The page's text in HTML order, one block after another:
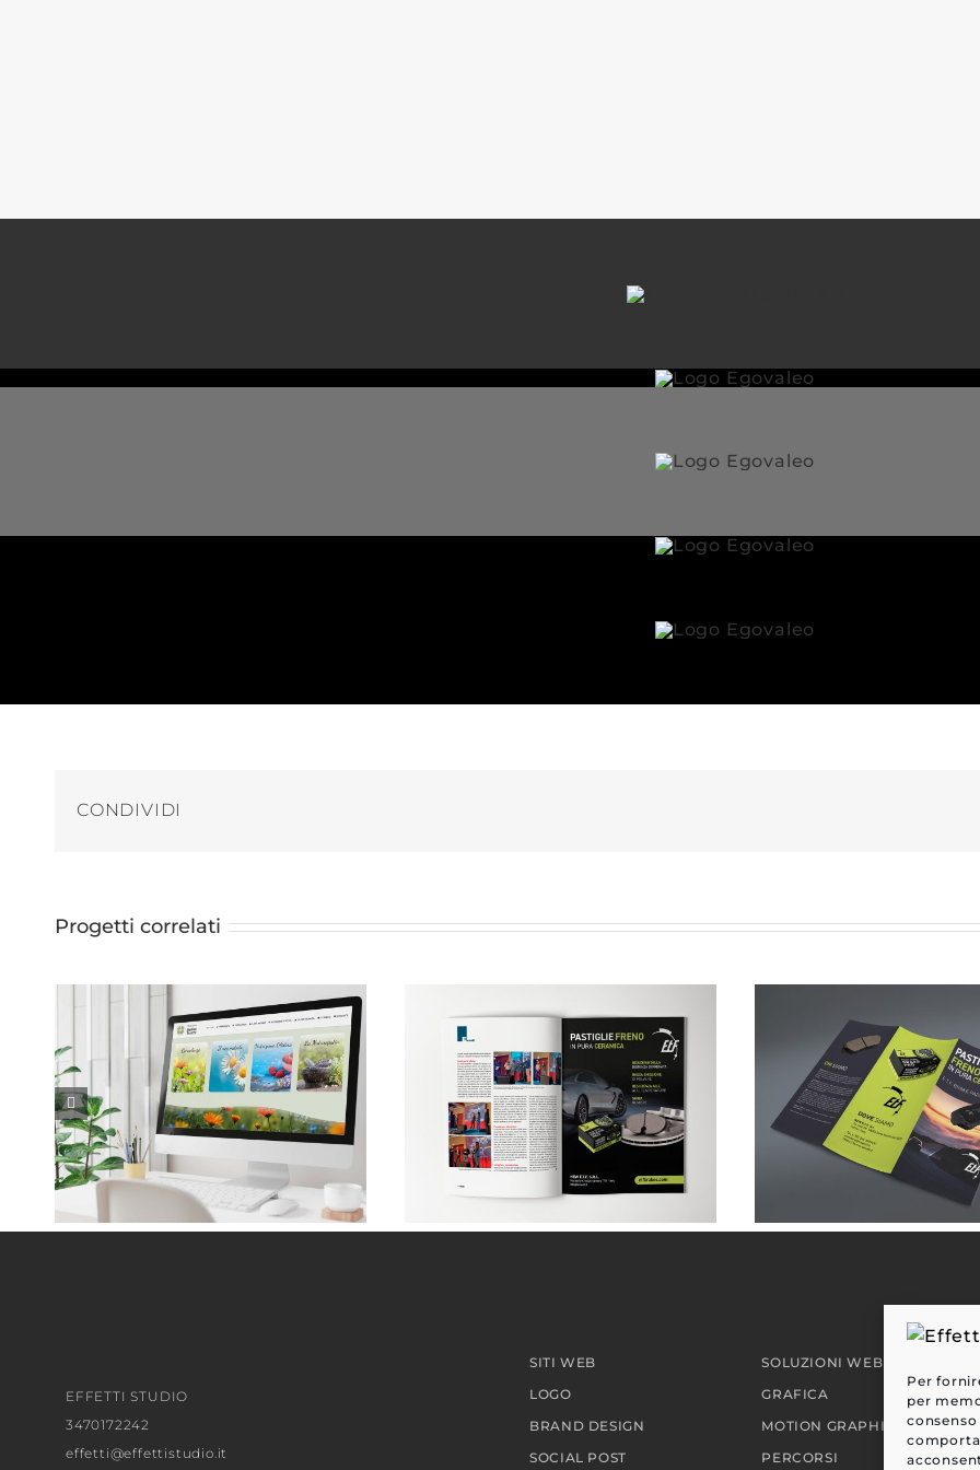
Per
per
CONDIVIDI
Progetti correlati
EFFETTI STUDIO
3470172242
effetti@effettistudio.it
SITI WEB
LOGO
BRAND DESIGN
SOCIAL POST
SOLUZIONI WEB
GRAFICA
MOTION GRAPHIC
PERCORSI